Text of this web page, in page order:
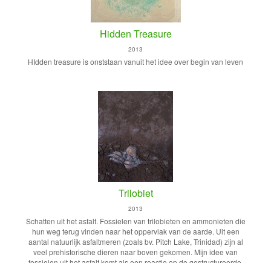
Hidden Treasure
2013
HIdden treasure is onststaan vanuit het idee over begin van leven
Trilobiet
2013
Schatten uit het asfalt. Fossielen van trilobieten en ammonieten die
hun weg terug vinden naar het oppervlak van de aarde. Uit een
aantal natuurlijk asfaltmeren (zoals bv. Pitch Lake, Trinidad) zijn al
veel prehistorische dieren naar boven gekomen. Mijn idee van